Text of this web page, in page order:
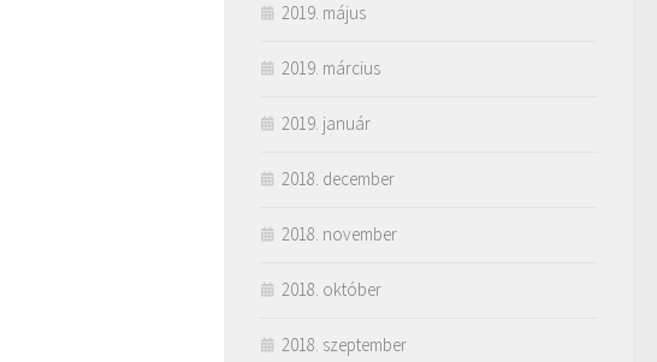
2019. május
2019. március
2019. január
2018. december
2018. november
2018. október
2018. szeptember